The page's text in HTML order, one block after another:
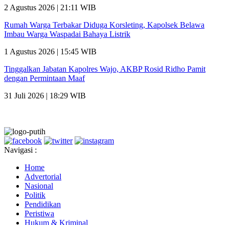
2 Agustus 2026 | 21:11 WIB
Rumah Warga Terbakar Diduga Korsleting, Kapolsek Belawa
Imbau Warga Waspadai Bahaya Listrik
1 Agustus 2026 | 15:45 WIB
Tinggalkan Jabatan Kapolres Wajo, AKBP Rosid Ridho Pamit
dengan Permintaan Maaf
31 Juli 2026 | 18:29 WIB
Navigasi :
Home
Advertorial
Nasional
Politik
Pendidikan
Peristiwa
Hukum & Kriminal